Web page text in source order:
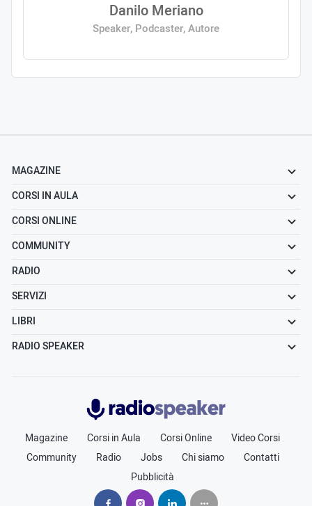
Danilo Meriano
Speaker, Podcaster, Autore
MAGAZINE
CORSI IN AULA
CORSI ONLINE
COMMUNITY
RADIO
SERVIZI
LIBRI
RADIO SPEAKER
Radiospeaker.it
Magazine Corsi in Aula Corsi Online
Video Corsi
Community
Radio Jobs Chi siamo
Contatti
Pubblicità